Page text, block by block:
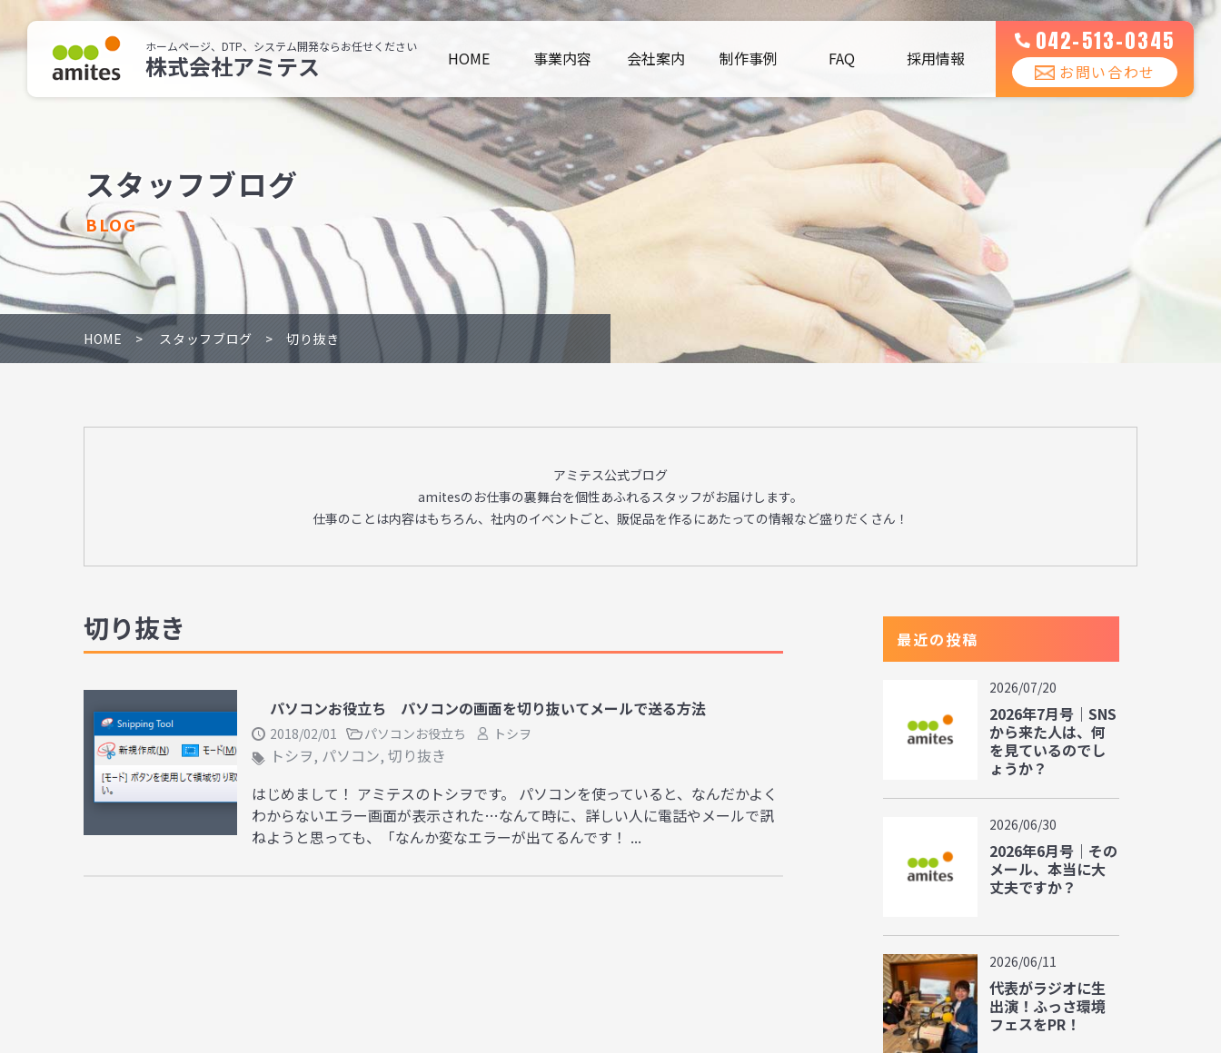
ホームページ、DTP、システム開発ならお任せください
株式会社アミテス HOME 事業内容 会社案内 制作事例 FAQ 採用情報
042-513-0345
お問い合わせ
スタッフブログ
BLOG
HOME スタッフブログ 切り抜き
アミテス公式ブログ
amitesのお仕事の裏舞台を個性あふれるスタッフがお届けします。
仕事のことは内容はもちろん、 社内のイベントごと、販促品を作るにあたっての情報など盛りだくさん！
切り抜き
パソコンお役立ち パソコンの画面を切り抜いてメールで送る方法
2018/02/01 パソコンお役立ち トシヲ
トシヲ, パソコン, 切り抜き
はじめまして！ アミテスのトシヲです。 パソコンを使っていると、なんだかよく
わからないエラー画面が表示された…なんて時に、詳しい人に電話やメールで訊
ねようと思っても、「なんか変なエラーが出てるんです！ ...
最近の投稿
2026/07/20
2026年7月号｜SNS
から来た人は、何
を見ているのでし
ょうか？
2026/06/30
2026年6月号｜その
メール、本当に大
丈夫ですか？
2026/06/11
代表がラジオに生
出演！ふっさ環境
フェスをPR！